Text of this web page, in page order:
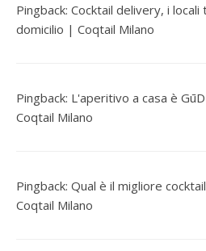
Pingback: Cocktail delivery, i locali
domicilio | Coqtail Milano
Pingback: L'aperitivo a casa è
Coqtail Milano
Pingback: Qual è il migliore
Coqtail Milano